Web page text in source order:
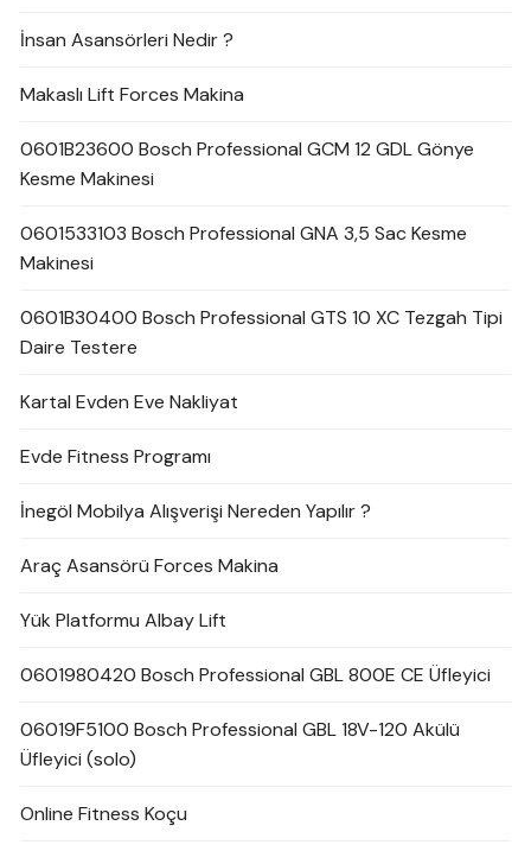
İnsan Asansörleri Nedir ?
Makaslı Lift Forces Makina
0601B23600 Bosch Professional GCM 12 GDL Gönye
Kesme Makinesi
0601533103 Bosch Professional GNA 3,5 Sac Kesme
Makinesi
0601B30400 Bosch Professional GTS 10 XC Tezgah Tipi
Daire Testere
Kartal Evden Eve Nakliyat
Evde Fitness Programı
İnegöl Mobilya Alışverişi Nereden Yapılır ?
Araç Asansörü Forces Makina
Yük Platformu Albay Lift
0601980420 Bosch Professional GBL 800E CE Üfleyici
06019F5100 Bosch Professional GBL 18V-120 Akülü
Üfleyici (solo)
Online Fitness Koçu